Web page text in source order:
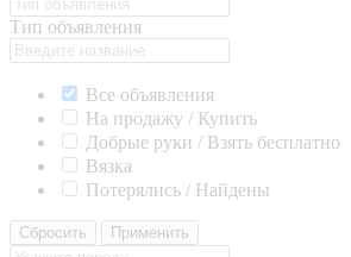
Тип объявления
Все объявления
На продажу / Купить
Добрые руки / Взять бесплатно
Вязка
Потерялись / Найдены
Сбросить Применить